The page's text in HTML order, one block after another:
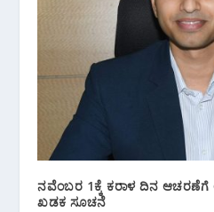
ನವೆಂಬರ 1ಕ್ಕೆ ಕರಾಳ ದಿನ ಆಚರಣೆಗೆ
ಖಡಕ ಸೂಚನೆ